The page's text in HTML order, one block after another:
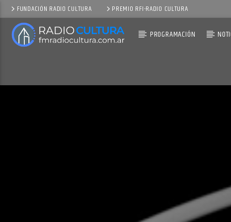
FUNDACIÓN RADIO CULTURA PREMIO RFI-RADIO CULTURA
PROGRAMACIÓN